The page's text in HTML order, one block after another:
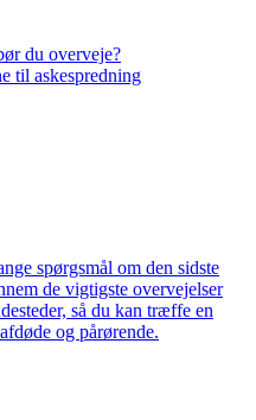
du overveje?
til askespredning
spørgsmål om den sidste
de vigtigste overvejelser
så du kan træffe en
og pårørende.